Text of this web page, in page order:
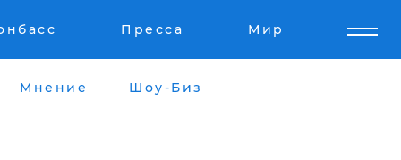
Пресса Мир
Мнение Шоу-Биз